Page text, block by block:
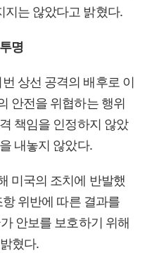
지는 않았다고 밝혔다.
명
상선 공격의 배후로 이
안전을 위협하는 행위
책임을 인정하지 않았
내놓지 않았다.
미국의 조치에 반발했
위반에 따른 결과를
안보를 보호하기 위해
혔다.